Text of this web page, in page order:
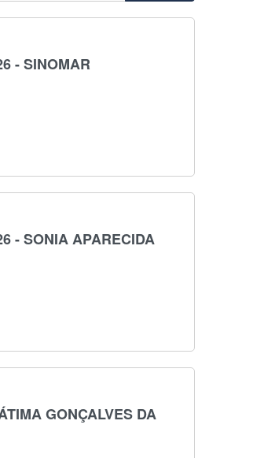
- SINOMAR
- SONIA APARECIDA
GONÇALVES DA